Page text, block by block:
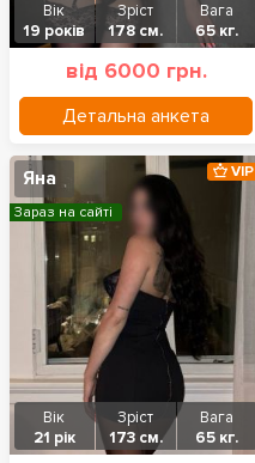
Вік
19 років
Зріст
178 см.
Вага
65 кг.
від 6000 грн.
Детальна анкета
Яна
Вік
21 рік
Зріст
173 см.
Вага
65 кг.
VIP
Зараз на сайті